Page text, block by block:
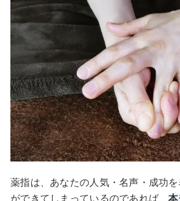
薬指は、あなたの人気・名声・成功
ができてしまっているのであれば、